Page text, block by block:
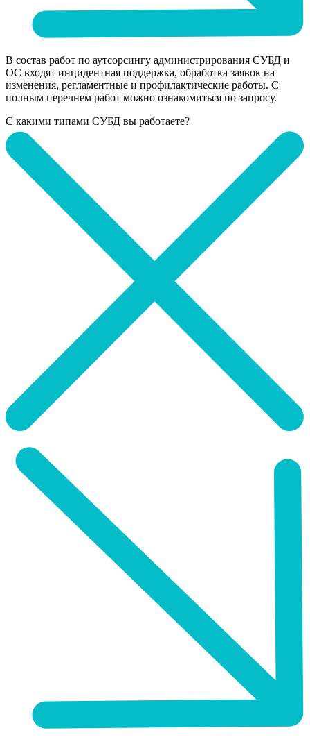
В состав работ по аутсорсингу администрирования СУБД и
ОС входят инцидентная поддержка, обработка заявок на
изменения, регламентные и профилактические работы. С
полным перечнем работ можно ознакомиться по запросу.
С какими типами СУБД вы работаете?